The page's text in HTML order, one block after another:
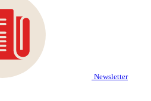
Newsletter